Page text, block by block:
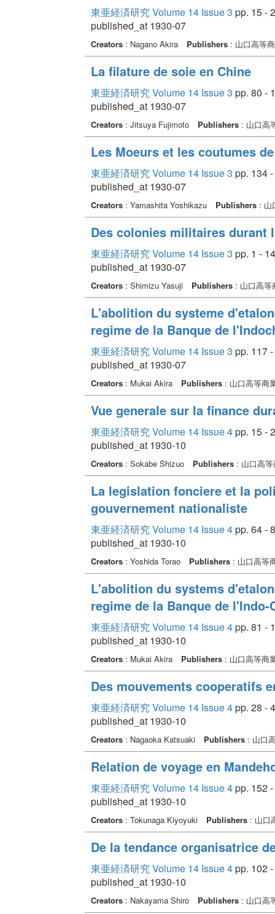
東亜経済研究 Volume 14 Issue 3 pp. 15 -
published_at 1930-07
Creators: Nagano Akira Publishers: 山口高等
La filature de soie en Chine
東亜経済研究 Volume 14 Issue 3 pp. 80 -
published_at 1930-07
Creators: Jitsuya Fujimoto Publishers: 山口高
Les Moeurs et les coutumes
東亜経済研究 Volume 14 Issue 3 pp. 134
published_at 1930-07
Creators: Yamashita Yoshikazu Publishers: 山
Des colonies militaires durant
東亜経済研究 Volume 14 Issue 3 pp. 1 - 14
published_at 1930-07
Creators: Shimizu Yasuji Publishers: 山口高等
L'abolition du systeme
regime de la Banque de
東亜経済研究 Volume 14 Issue 3 pp. 117
published_at 1930-07
Creators: Mukai Akira Publishers: 山口高等商
Vue generale sur la finance
東亜経済研究 Volume 14 Issue 4pp. 15 -
published_at 1930-10
Creators: Sokabe Shizuo Publishers: 山口高等
La legislation fonciere et la
gouvernement nationaliste
東亜経済研究 Volume 14 Issue 4pp. 64 -
published_at 1930-10
Creators: Yoshida Torao Publishers: 山口高等
L'abolition du systems
regime de la Banque de l'Indo-
東亜経済研究 Volume 14 Issue 4pp. 81 -
published_at 1930-10
Creators: Mukai Akira Publishers: 山口高等商
Des mouvements cooperatifs
東亜経済研究 Volume 14 Issue 4pp. 28 -
published_at 1930-10
Creators: Nagaoka Katsuaki Publishers: 山口
Relation de voyage en
東亜経済研究 Volume 14 Issue 4pp. 152 -
published_at 1930-10
Creators: Tokunaga Kiyoyuki Publishers: 山口
De la tendance organisatrice
東亜経済研究 Volume 14 Issue 4pp. 102 -
published_at 1930-10
Creators: Nakayama Shiro Publishers: 山口高